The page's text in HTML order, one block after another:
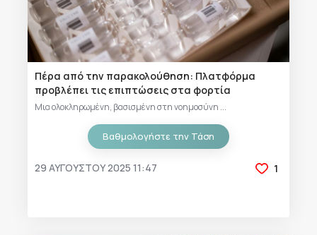
Πέρα από την παρακολούθηση: Πλατφόρμα
προβλέπει τις επιπτώσεις στα φορτία
Μια ολοκληρωμένη, βασισμένη στη νοημοσύνη ...
Βαθμολογήστε την Τάση
29 ΑΥΓΟΎΣΤΟΥ 2025 11:47 1